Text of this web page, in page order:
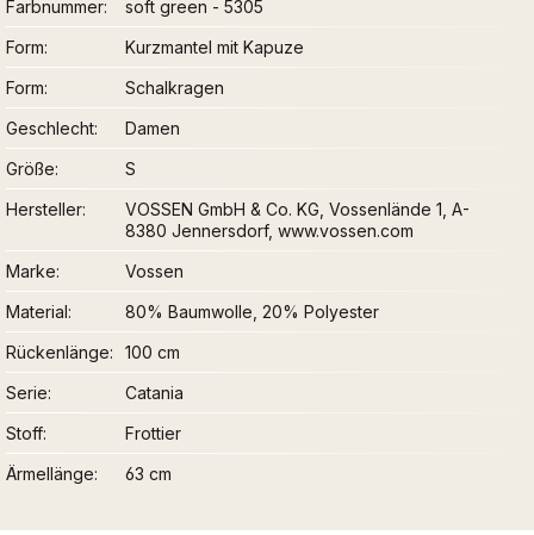
Farbnummer
soft green - 5305
Form
Kurzmantel mit Kapuze
Form
Schalkragen
Geschlecht
Damen
Größe
S
Hersteller
VOSSEN GmbH & Co. KG, Vossenlände 1, A-
8380 Jennersdorf, www.vossen.com
Marke
Vossen
Material
80% Baumwolle, 20% Polyester
Rückenlänge
100 cm
Serie
Catania
Stoff
Frottier
Ärmellänge
63 cm